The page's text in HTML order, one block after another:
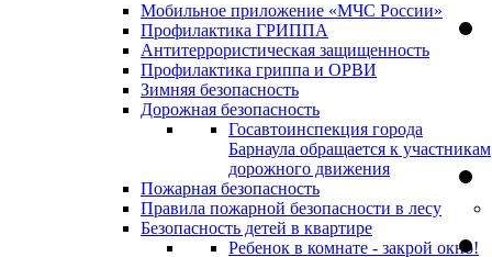
Мобильное приложение «МЧС России»
Профилактика ГРИППА
Антитеррористическая защищенность
Профилактика гриппа и ОРВИ
Зимняя безопасность
Дорожная безопасность
Госавтоинспекция города
Барнаула обращается к участникам
дорожного движения
Пожарная безопасность
Правила пожарной безопасности в лесу
Безопасность детей в квартире
Ребенок в комнате - закрой окно!